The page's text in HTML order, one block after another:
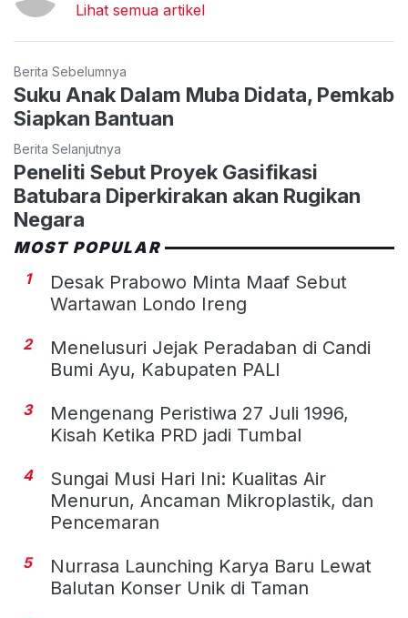
Lihat semua artikel
Berita Sebelumnya
Suku Anak Dalam Muba Didata, Pemkab
Siapkan Bantuan
Berita Selanjutnya
Peneliti Sebut Proyek Gasifikasi
Batubara Diperkirakan akan Rugikan
Negara
MOST POPULAR
1
Desak Prabowo Minta Maaf Sebut
Wartawan Londo Ireng
2
Menelusuri Jejak Peradaban di Candi
Bumi Ayu, Kabupaten PALI
3
Mengenang Peristiwa 27 Juli 1996,
Kisah Ketika PRD jadi Tumbal
4
Sungai Musi Hari Ini: Kualitas Air
Menurun, Ancaman Mikroplastik, dan
Pencemaran
5
Nurrasa Launching Karya Baru Lewat
Balutan Konser Unik di Taman